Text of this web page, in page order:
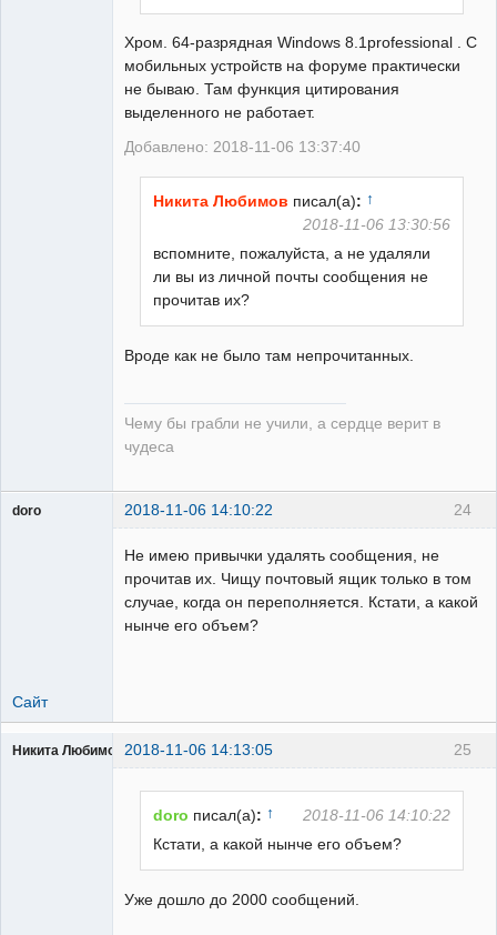
Хром. 64-разрядная Windows 8.1professional . С
мобильных устройств на форуме практически
не бываю. Там функция цитирования
выделенного не работает.
Добавлено: 2018-11-06 13:37:40
Никита Любимов писал(а): ↑
2018-11-06 13:30:56
вспомните, пожалуйста, а не удаляли
ли вы из личной почты сообщения не
прочитав их?
Вроде как не было там непрочитанных.
Чему бы грабли не учили, а сердце верит в
чудеса
24
doro 2018-11-06 14:10:22
Не имею привычки удалять сообщения, не
прочитав их. Чищу почтовый ящик только в том
случае, когда он переполняется. Кстати, а какой
нынче его объем?
Сайт
25
Никита Любимов 2018-11-06 14:13:05
doro писал(а): ↑
2018-11-06 14:10:22
Кстати, а какой нынче его объем?
Уже дошло до 2000 сообщений.